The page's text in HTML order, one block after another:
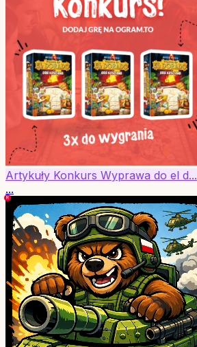
Artykuły Konkurs Wyprawa do el d...
...